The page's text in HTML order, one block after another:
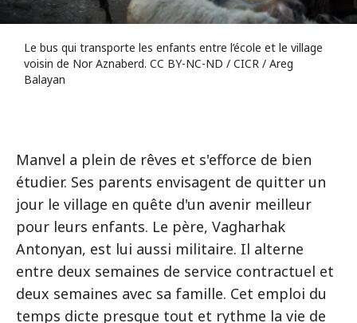
Le bus qui transporte les enfants entre l’école et le village
voisin de Nor Aznaberd. CC BY-NC-ND / CICR / Areg
Balayan
Manvel a plein de rêves et s'efforce de bien
étudier. Ses parents envisagent de quitter un
jour le village en quête d'un avenir meilleur
pour leurs enfants. Le père, Vagharhak
Antonyan, est lui aussi militaire. Il alterne
entre deux semaines de service contractuel et
deux semaines avec sa famille. Cet emploi du
temps dicte presque tout et rythme la vie de